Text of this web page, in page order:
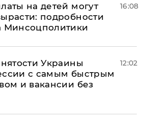
на детей могут
подробности
Минсоцполитики
16:08
Украины
с самым быстрым
и вакансии без
12:02